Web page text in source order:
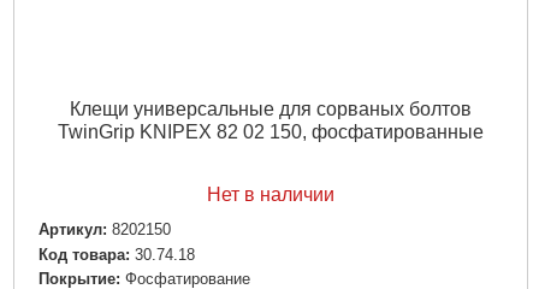
Клещи универсальные для сорваных болтов
TwinGrip KNIPEX 82 02 150, фосфатированные
Нет в наличии
Артикул: 8202150
Код товара: 30.74.18
Покрытие: Фосфатирование